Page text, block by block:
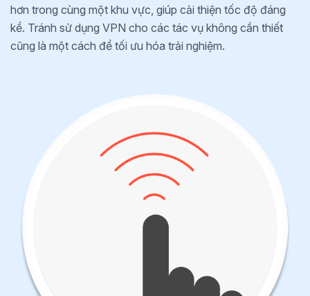
hơn trong cùng một khu vực, giúp cải thiện tốc độ đáng
kể. Tránh sử dụng VPN cho các tác vụ không cần thiết
cũng là một cách để tối ưu hóa trải nghiệm.